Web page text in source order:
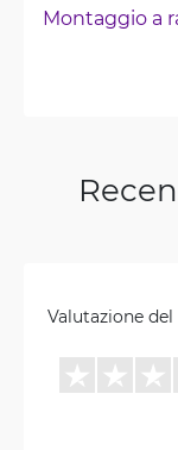
Montaggio a
Valutazione